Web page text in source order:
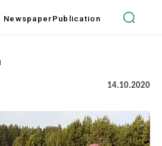
Newspaper Publication
14.10.2020